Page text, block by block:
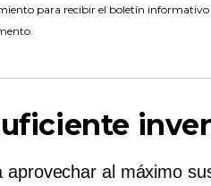
para recibir el boletín informativo
aprovechar al máximo